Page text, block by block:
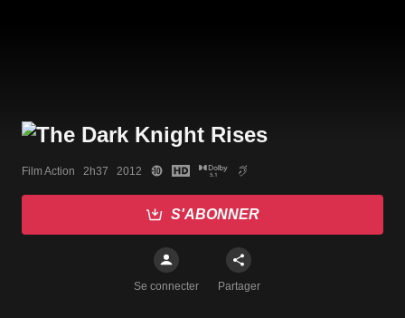
Film Action   2h37   2012
S'ABONNER
Se connecter Partager